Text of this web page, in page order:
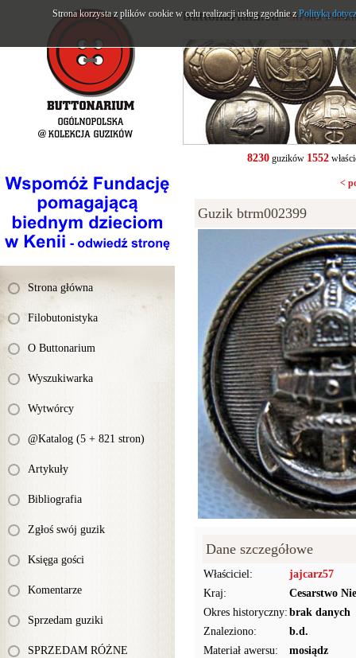
Strona główna
Filobutonistyka
O Buttonarium
Wyszukiwarka
Wytwórcy
@Katalog (5 + 821 stron)
Artykuły
Bibliografia
Zgłoś swój guzik
Księga gości
Komentarze
Sprzedam guziki
SPRZEDAM RÓŻNE
buttonarium.eu- Strona
8230guzików 1552
<
Guzik btrm002399
Dane szczegółowe
Właściciel:
jajcarz57
Kraj:
Cesarstwo
Okres historyczny: brak danych
Znaleziono:
b.d.
Materiał awersu:
mosiądz
Strona korzysta z plików cookie w celu realizacji usług zgodnie zPolityką